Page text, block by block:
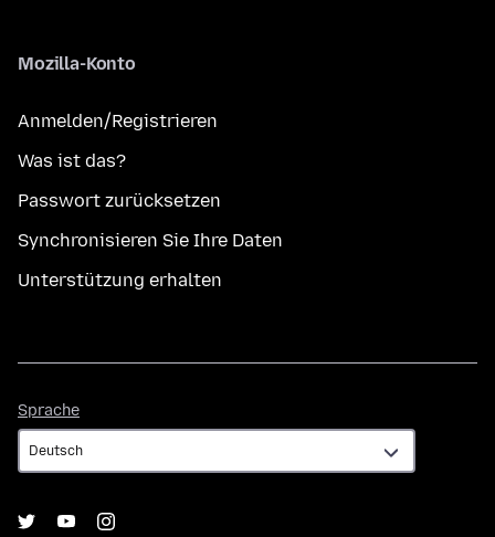
Mozilla-Konto
Anmelden/Registrieren
Was ist das?
Passwort zurücksetzen
Synchronisieren Sie Ihre Daten
Unterstützung erhalten
Sprache